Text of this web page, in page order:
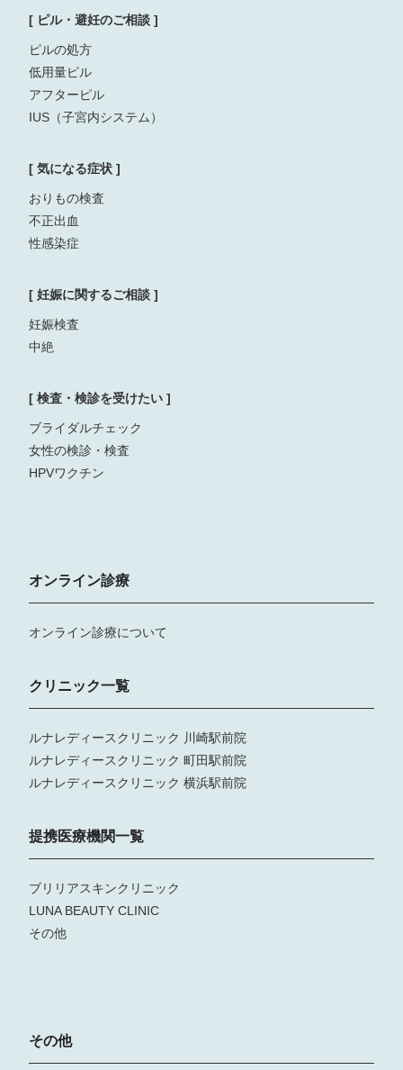
[ ピル・避妊のご相談 ]
ピルの処方
低用量ピル
アフターピル
IUS（子宮内システム）
[ 気になる症状 ]
おりもの検査
不正出血
性感染症
[ 妊娠に関するご相談 ]
妊娠検査
中絶
[ 検査・検診を受けたい ]
ブライダルチェック
女性の検診・検査
HPVワクチン
オンライン診療
オンライン診療について
クリニック一覧
ルナレディースクリニック 川崎駅前院
ルナレディースクリニック 町田駅前院
ルナレディースクリニック 横浜駅前院
提携医療機関一覧
ブリリアスキンクリニック
LUNA BEAUTY CLINIC
その他
その他